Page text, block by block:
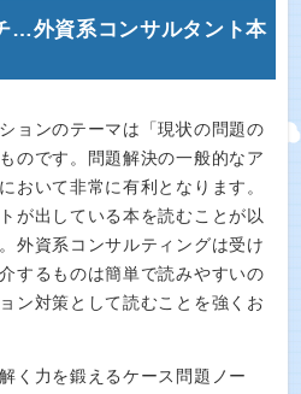
…外資系コンサルタント本
ョンのテーマは「現状の問題の
のです。問題解決の一般的なア
おいて非常に有利となります。
が出している本を読むことが以
外資系コンサルティングは受け
するものは簡単で読みやすいの
ン対策として読むことを強くお
く力を鍛えるケース問題ノー